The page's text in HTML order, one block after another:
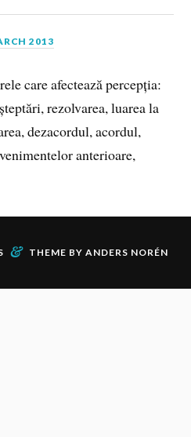
2013
care afectează percepția:
rezolvarea, luarea la
dezacordul, acordul,
anterioare,
& THEME BY ANDERS NORÉN